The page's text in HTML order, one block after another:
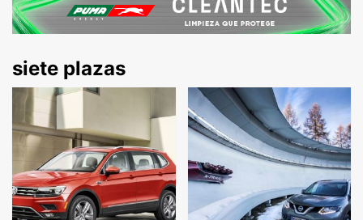
siete plazas